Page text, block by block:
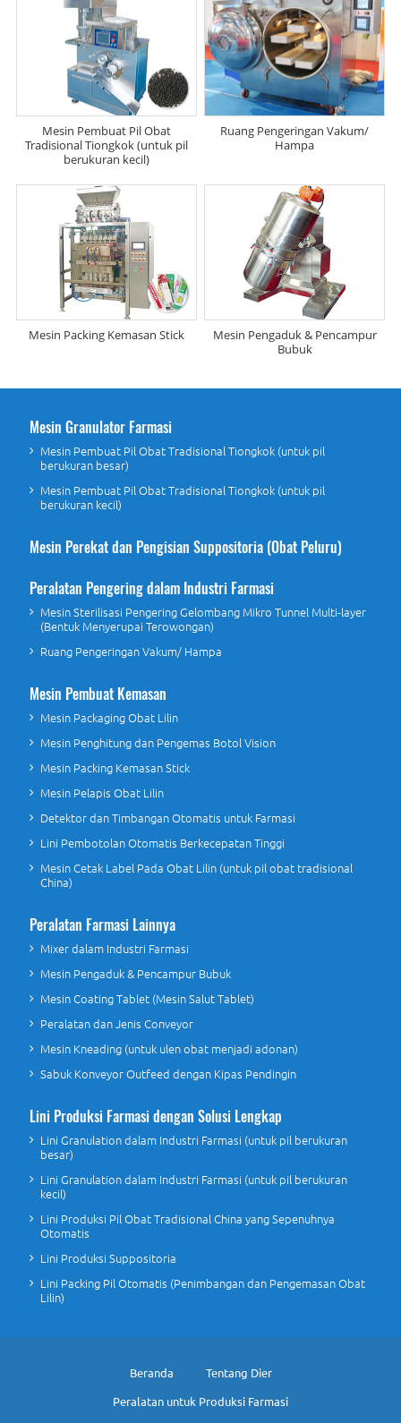
Mesin Pembuat Pil Obat
Tradisional Tiongkok (untuk pil
berukuran kecil)
Ruang Pengeringan Vakum/
Hampa
Mesin Packing Kemasan Stick
Mesin Pengaduk & Pencampur
Bubuk
Mesin Granulator Farmasi
Mesin Pembuat Pil Obat Tradisional Tiongkok (untuk pil
berukuran besar)
Mesin Pembuat Pil Obat Tradisional Tiongkok (untuk pil
berukuran kecil)
Mesin Perekat dan Pengisian Suppositoria (Obat Peluru)
Peralatan Pengering dalam Industri Farmasi
Mesin Sterilisasi Pengering Gelombang Mikro Tunnel Multi-layer
(Bentuk Menyerupai Terowongan)
Ruang Pengeringan Vakum/ Hampa
Mesin Pembuat Kemasan
Mesin Packaging Obat Lilin
Mesin Penghitung dan Pengemas Botol Vision
Mesin Packing Kemasan Stick
Mesin Pelapis Obat Lilin
Detektor dan Timbangan Otomatis untuk Farmasi
Lini Pembotolan Otomatis Berkecepatan Tinggi
Mesin Cetak Label Pada Obat Lilin (untuk pil obat tradisional
China)
Peralatan Farmasi Lainnya
Mixer dalam Industri Farmasi
Mesin Pengaduk & Pencampur Bubuk
Mesin Coating Tablet (Mesin Salut Tablet)
Peralatan dan Jenis Conveyor
Mesin Kneading (untuk ulen obat menjadi adonan)
Sabuk Konveyor Outfeed dengan Kipas Pendingin
Lini Produksi Farmasi dengan Solusi Lengkap
Lini Granulation dalam Industri Farmasi (untuk pil berukuran
besar)
Lini Granulation dalam Industri Farmasi (untuk pil berukuran
kecil)
Lini Produksi Pil Obat Tradisional China yang Sepenuhnya
Otomatis
Lini Produksi Suppositoria
Lini Packing Pil Otomatis (Penimbangan dan Pengemasan Obat
Lilin)
Beranda Tentang Dier
Peralatan untuk Produksi Farmasi